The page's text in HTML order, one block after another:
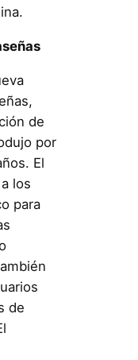
de
por
El
los
para
de